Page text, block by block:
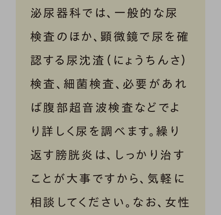
泌尿器科では、一般的な尿
検査のほか、顕微鏡で尿を確
認する尿沈渣（にょうちんさ）
検査、細菌検査、必要があれ
ば腹部超音波検査などでよ
り詳しく尿を調べます。繰り
返す膀胱炎は、しっかり治す
ことが大事ですから、気軽に
相談してください。なお、女性